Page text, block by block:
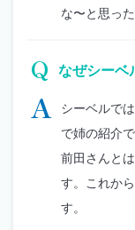
な〜と思っ
Q なぜシーベ
A
シーベルで
で姉の紹介
前田さんと
す。これか
す。